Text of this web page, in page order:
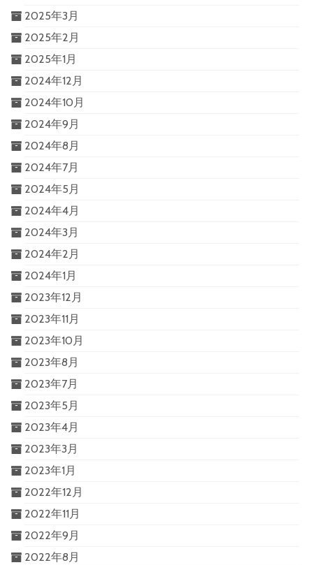
2025年3月
2025年2月
2025年1月
2024年12月
2024年10月
2024年9月
2024年8月
2024年7月
2024年5月
2024年4月
2024年3月
2024年2月
2024年1月
2023年12月
2023年11月
2023年10月
2023年8月
2023年7月
2023年5月
2023年4月
2023年3月
2023年1月
2022年12月
2022年11月
2022年9月
2022年8月